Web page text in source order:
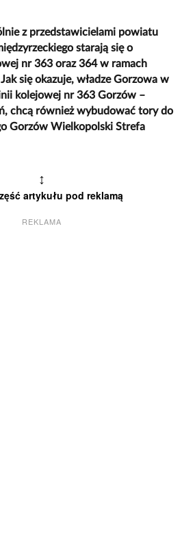
z przedstawicielami powiatu
starają się o
nr 363 oraz 364 w ramach
się okazuje, władze Gorzowa w
kolejowej nr 363 Gorzów –
chcą również wybudować tory do
Gorzów Wielkopolski Strefa
↕
artykułu pod reklamą
REKLAMA